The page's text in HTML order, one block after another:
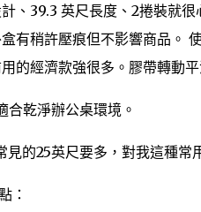
、39.3 英尺長度、2捲裝就
有稍許壓痕但不影響商品。
的經濟款強很多。膠帶轉動
合乾淨辦公桌環境。
見的25英尺要多，對我這種常
：